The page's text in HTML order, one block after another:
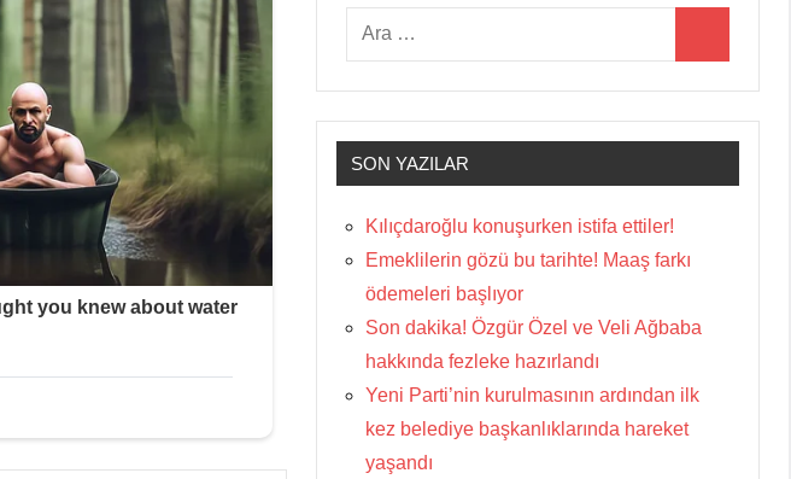
Ara:
SON YAZILAR
Kılıçdaroğlu konuşurken istifa ettiler!
Emeklilerin gözü bu tarihte! Maaş farkı
ödemeleri başlıyor
Son dakika! Özgür Özel ve Veli Ağbaba
hakkında fezleke hazırlandı
Yeni Parti’nin kurulmasının ardından ilk
kez belediye başkanlıklarında hareket
yaşandı